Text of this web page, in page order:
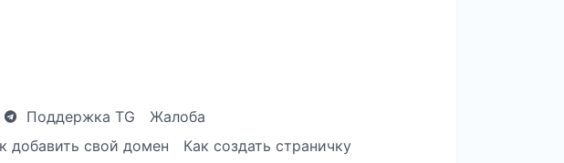
Поддержка TG
Жалоба
добавить свой домен Как создать страничку